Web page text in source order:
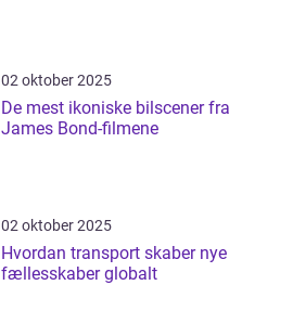
02 oktober 2025
De mest ikoniske bilscener fra
James Bond-filmene
02 oktober 2025
Hvordan transport skaber nye
fællesskaber globalt